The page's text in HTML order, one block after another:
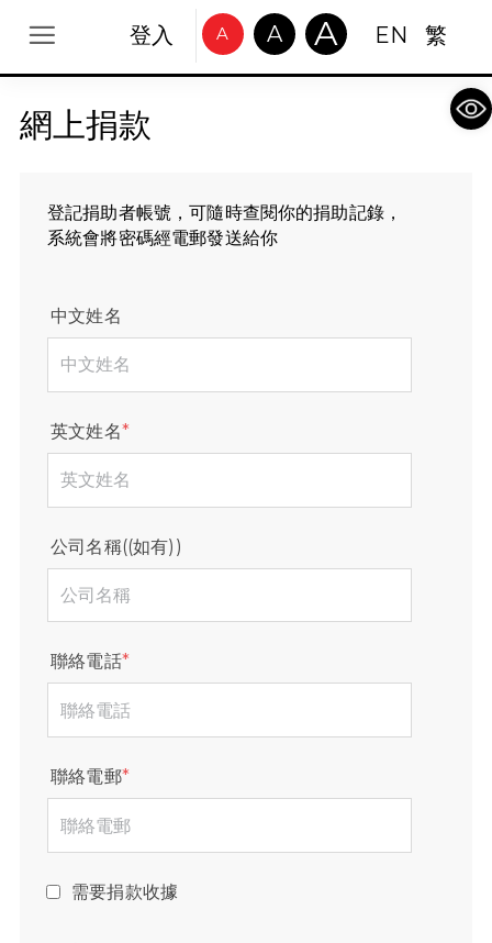
登入 A A A EN 繁
網上捐款
登記捐助者帳號，可隨時查閱你的捐助記錄，
系統會將密碼經電郵發送給你
中文姓名
英文姓名*
公司名稱((如有))
聯絡電話*
聯絡電郵*
需要捐款收據